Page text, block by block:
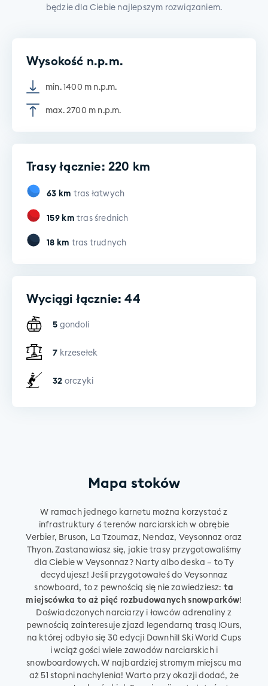
będzie dla Ciebie najlepszym rozwiązaniem.
Wysokość n.p.m.
min. 1400 m n.p.m.
max. 2700 m n.p.m.
Trasy łącznie: 220 km
63 km tras łatwych
159 km tras średnich
18 km tras trudnych
Wyciągi łącznie: 44
5 gondoli
7 krzesełek
32 orczyki
Mapa stoków
W ramach jednego karnetu można korzystać z
infrastruktury 6 terenów narciarskich w obrębie
Verbier, Bruson, La Tzoumaz, Nendaz, Veysonnaz oraz
Thyon. Zastanawiasz się, jakie trasy przygotowaliśmy
dla Ciebie w Veysonnaz? Narty albo deska – to Ty
decydujesz! Jeśli przygotowałeś do Veysonnaz
snowboard, to z pewnością się nie zawiedziesz: ta
miejscówka to aż pięć rozbudowanych snowparków!
Doświadczonych narciarzy i łowców adrenaliny z
pewnością zainteresuje zjazd legendarną trasą lOurs,
na której odbyło się 30 edycji Downhill Ski World Cups
i wciąż gości wiele zawodów narciarskich i
snowboardowych. W najbardziej stromym miejscu ma
aż 51 stopni nachylenia! Warto przy okazji dodać, że